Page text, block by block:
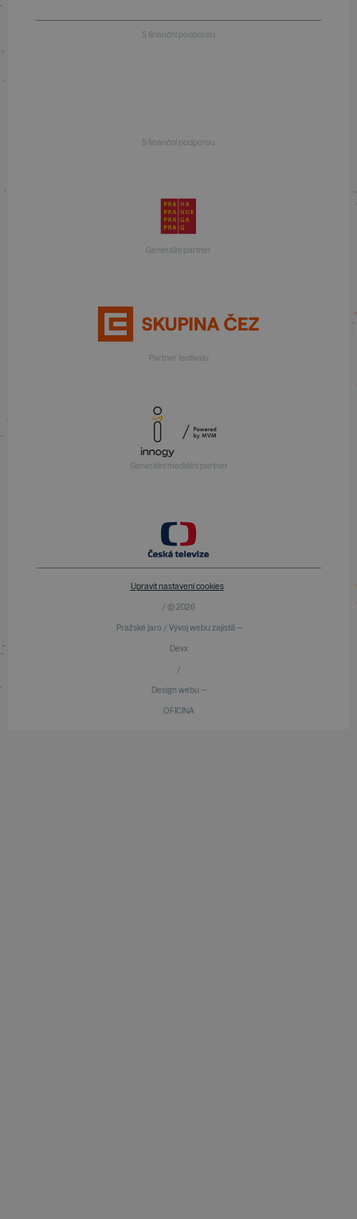
S finanční podporou
S finanční podporou
Generální partner
Partner festivalu
Generální mediální partner
Upravit nastavení cookies
/ © 2026
Pražské jaro / Vývoj webu zajistili —
Devx
/
Design webu —
OFICINA